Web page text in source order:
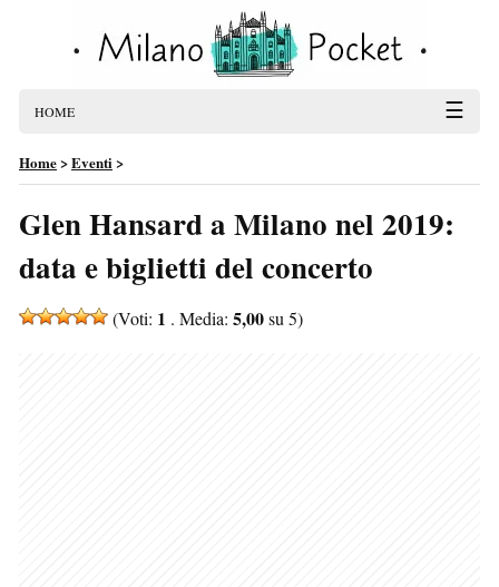
HOME ☰
Home>Eventi>
Glen Hansard a Milano nel 2019:
data e biglietti del concerto
(Voti: 1 . Media: 5,00su 5)